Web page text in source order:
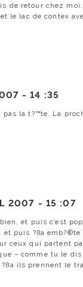
de retour chez
le lac de contex
-14 :35
pas la t?™te. La
2007 - 15 :07
et puis c’est
et puis ?ßa
ceux qui partent
– comme tu le
ils prennent le